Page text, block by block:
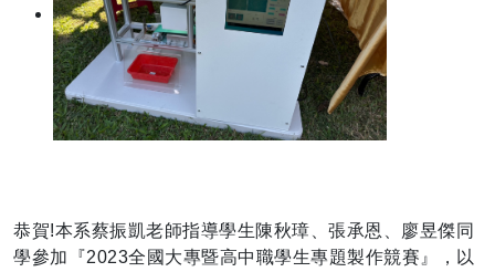
恭賀!本系蔡振凱老師指導學生陳秋璋、張承恩、廖昱傑同
學參加『2023全國大專暨高中職學生專題製作競賽』，以